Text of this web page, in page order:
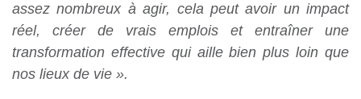
assez nombreux à agir, cela peut avoir un impact
réel, créer de vrais emplois et entraîner une
transformation effective qui aille bien plus loin que
nos lieux de vie ».